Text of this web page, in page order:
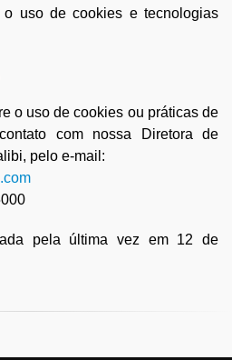
o uso de cookies e tecnologias
o uso de cookies ou práticas de
com nossa Diretora de
pelo e-mail:
pela última vez em 12 de